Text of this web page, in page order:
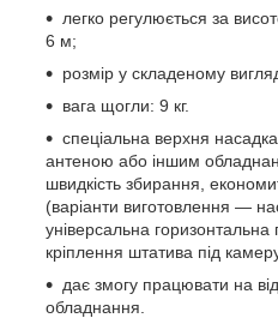
легко регулюється за
6 м;
розмір у складеному
вага щогли: 9 кг.
спеціальна верхня
антеною або іншим
швидкість збирання,
(варіанти виготовлення —
універсальна
кріплення штатива під
дає змогу працювати на
обладнання.